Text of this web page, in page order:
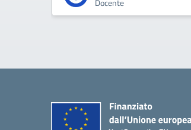
Docente